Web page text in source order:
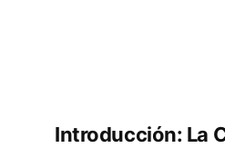
Introducción: La